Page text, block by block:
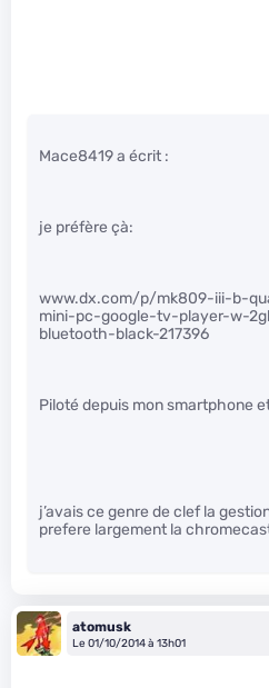
Mace8419 a écrit :
je préfère çà:
www.dx.com/p/mk809-iii-b-
mini-pc-google-tv-player-w-
bluetooth-black-217396
Piloté depuis mon smartphone
j’avais ce genre de clef la
prefere largement la
atomusk
Le 01/10/2014 à 13h01